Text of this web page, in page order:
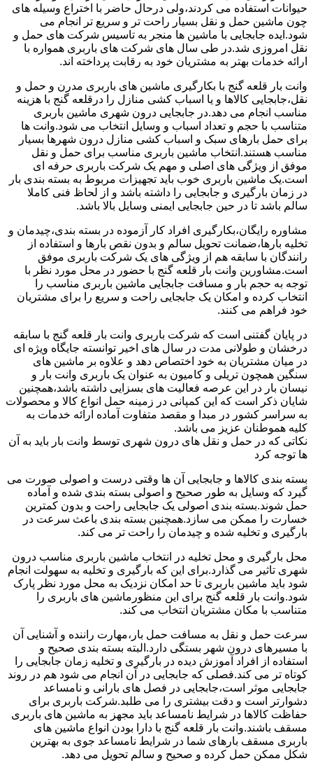
حیوانات استفاده می کردند،ولی درحال حاضر با اختراع وسیله های
چون ماشین حمل و نقل بسیار راحت تر و سریع تر انجام می
شود.ایده جابجایی با ماشین ها منجر به تاسیس شرکت های حمل و
نقل امروزی شد.در طی سال های شرکت های باربری همواره با
ارائه خدمات بهتر به مشتریان خود به رقابت پرداخته اند.
وانت بار قلعه گنج با بکارگیری ماشین های باربری مدرن و حمل و
نقل،جابجایی کالاها و یا اسباب کشی منازل را درقلعه گنج با هزینه
مناسب انجام می دهد.در جابجایی درون شهری ماشین باربری
متناسب با حجم و تعداد اسباب و وسایل انتخاب می شود.وانت ها
برای حمل بارهای سبک و اسباب کشی منازل درون شهرها بسیار
مناسب هستند.انتخاب ماشین باربری مناسب برای حمل و نقل
موفق از ویژگی های اصلی و مهم یک شرکت باربری حرفه ای
است.یک ماشین باربری خوب باید تجهیزات مربوط به بسته بندی بار
در زمان بارگیری و جابجایی را داشته باشد و از لحاظ فنی کاملا
سالم باشد تا در حین جابجایی ایمنی وسایل بالا باشد.
مشاوره رایگان،بکارگیری افراد کار آزموده در بسته بندی،چیدمان و
تخلیه بارها،ضمانت تحویل سالم و بدون نقص بارها و استفاده از
رانندگان با سابقه هم از ویژگی های یک شرکت باربری موفق
است.مشاورین وانت بار قلعه گنج با حضور در محل مورد نظر با
توجه به حجم بار و مسافت جابجایی ماشین باربری مناسب را
انتخاب کرده و امکان یک جابجایی راحت و سریع را برای مشتریان
خود فراهم می کنند.
در پایان گفتنی است که شرکت باربری وانت بار قلعه گنج با سابقه
درخشان و طولانی مدت در سال های اخیر توانسته جایگاه ویژه ای
در میان مشتریان به خود اختصاص دهد و علاوه بر ماشین های
سنگین همچون تریلی و کامیون به عنوان یک باربری وانت بار و
نیسان بار در این عرصه فعالیت های بسزایی داشته باشد،همچنین
شایان ذکر است که این کمپانی در زمینه حمل انواع کالا و محصولات
به سراسر کشور در مبدا و مقصد متفاوت آماده ارائه خدمات به
کلیه هموطنان عزیز می باشد.
نکاتی که در حمل و نقل های درون شهری توسط وانت بار باید به آن
ها توجه کرد
بسته بندی کالاها و جابجایی آن ها وقتی درست و اصولی صورت می
گیرد که وسایل به طور صحیح و اصولی بسته بندی شده و آماده
حمل شوند.بسته بندی اصولی یک جابجایی راحت و بدون کمترین
خسارت را ممکن می سازد.همچنین بسته بندی باعث سرعت در
بارگیری و تخلیه شده و چیدمان را راحت تر می کند.
محل بارگیری و محل تخلیه در انتخاب ماشین باربری مناسب درون
شهری تاثیر می گذارد.برای این که بارگیری و تخلیه به سهولت انجام
شود باید ماشین باربری تا حد امکان نزدیک به محل مورد نظر پارک
شود.وانت بار قلعه گنج برای این منظورماشین های باربری را
متناسب با مکان مشتریان انتخاب می کند.
سرعت حمل و نقل به مسافت حمل بار،مهارت راننده و آشنایی آن
با مسیرهای درون شهر بستگی دارد.البته بسته بندی صحیح و
استفاده از افراد آموزش دیده در بارگیری و تخلیه زمان جابجایی را
کوتاه تر می کند.فصلی که جابجایی در آن انجام می شود هم در روند
جابجایی موثر است،جابجایی در فصل های بارانی و نامساعد
دشوارتر است و دقت بیشتری را می طلبد.شرکت باربری برای
حفاظت کالاها در شرایط نامساعد باید مجهز به ماشین های باربری
مسقف باشند.وانت بار قلعه گنج با دارا بودن انواع ماشین های
باربری مسقف بارهای شما در شرایط نامساعد جوی به بهترین
شکل ممکن حمل کرده و صحیح و سالم تحویل می دهد.